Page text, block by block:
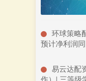
环球策略
预计净利润
易云达配
作）| 三等级